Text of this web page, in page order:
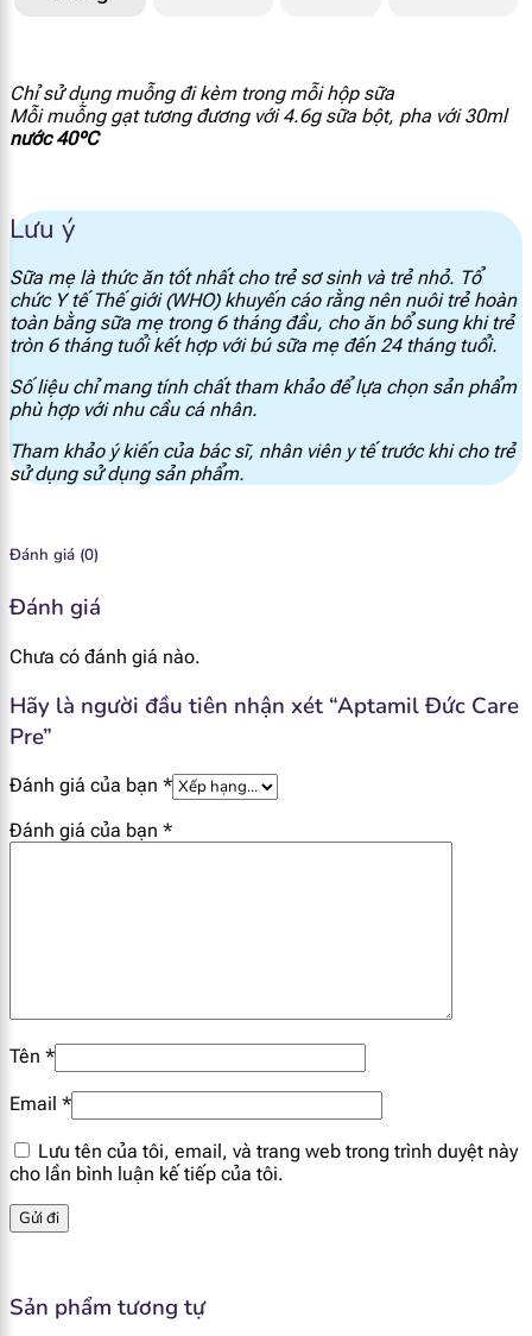
Phốt pho
Mangan 0.004 mg
I ốt
Flo <0.006 mg
0.05 mg
Kẽm
Sắt 0.53 mg
Choline
Taurin
L - Carnitin 1.4 mg
Nucleotide
2'- Fucosyllactose (2-FL) 0.03 g
GOS 0.48 g
Chỉ sử dụng muỗng đi kèm trong mỗi hộp sữa
Mỗi muỗng gạt tương đương với 4.6g sữa bột, pha với 30ml
nước 40ºC
Lưu ý
Sữa mẹ là thức ăn tốt nhất cho trẻ sơ sinh và trẻ nhỏ. Tổ
chức Y tế Thế giới (WHO) khuyến cáo rằng nên nuôi trẻ hoàn
toàn bằng sữa mẹ trong 6 tháng đầu, cho ăn bổ sung khi trẻ
tròn 6 tháng tuổi kết hợp với bú sữa mẹ đến 24 tháng tuổi.
Số liệu chỉ mang tính chất tham khảo để lựa chọn sản phẩm
phù hợp với nhu cầu cá nhân.
Tham khảo ý kiến của bác sĩ, nhân viên y tế trước khi cho trẻ
sử dụng sử dụng sản phẩm.
Đánh giá (0)
Đánh giá
Chưa có đánh giá nào.
Hãy là người đầu tiên nhận xét “Aptamil Đức Care
Pre”
Đánh giá của bạn *
Đánh giá của bạn *
Tên *
Email *
Lưu tên của tôi, email, và trang web trong trình duyệt này
cho lần bình luận kế tiếp của tôi.
Sản phẩm tương tự